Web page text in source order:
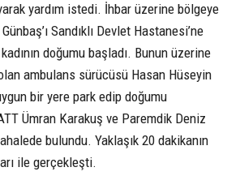
yardım istedi. İhbar üzerine bölgeye
Sandıklı Devlet Hastanesi’ne
doğumu başladı. Bunun üzerine
ambulans sürücüsü Hasan Hüseyin
bir yere park edip doğumu
Ümran Karakuş ve Paremdik Deniz
bulundu. Yaklaşık 20 dakikanın
ile gerçekleşti.